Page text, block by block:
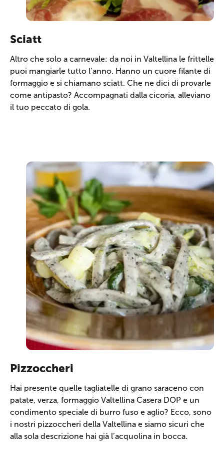
Sciatt
Altro che solo a carnevale: da noi in Valtellina le frittelle
puoi mangiarle tutto l’anno. Hanno un cuore filante di
formaggio e si chiamano sciatt. Che ne dici di provarle
come antipasto? Accompagnati dalla cicoria, alleviano
il tuo peccato di gola.
Pizzoccheri
Hai presente quelle tagliatelle di grano saraceno con
patate, verza, formaggio Valtellina Casera DOP e un
condimento speciale di burro fuso e aglio? Ecco, sono
i nostri pizzoccheri della Valtellina e siamo sicuri che
alla sola descrizione hai già l’acquolina in bocca.